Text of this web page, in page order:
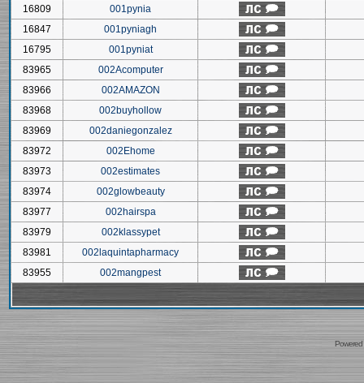
16809
001pynia
16847
001pyniagh
16795
001pyniat
83965
002Acomputer
83966
002AMAZON
83968
002buyhollow
83969
002daniegonzalez
83972
002Ehome
83973
002estimates
83974
002glowbeauty
83977
002hairspa
83979
002klassypet
83981
002laquintapharmacy
83955
002mangpest